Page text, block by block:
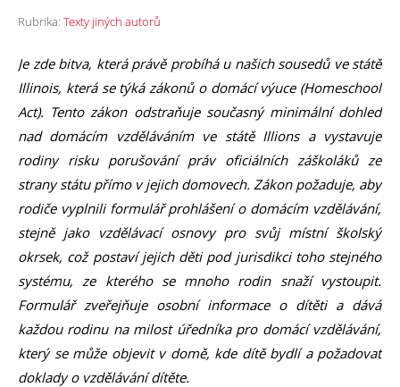
Rubrika: Texty jiných autorů
Je zde bitva, která právě probíhá u našich sousedů ve státě
Illinois, která se týká zákonů o domácí výuce (Homeschool
Act). Tento zákon odstraňuje současný minimální dohled
nad domácím vzděláváním ve státě Illions a vystavuje
rodiny risku porušování práv oficiálních záškoláků ze
strany státu přímo v jejich domovech. Zákon požaduje, aby
rodiče vyplnili formulář prohlášení o domácím vzdělávání,
stejně jako vzdělávací osnovy pro svůj místní školský
okrsek, což postaví jejich děti pod jurisdikci toho stejného
systému, ze kterého se mnoho rodin snaží vystoupit.
Formulář zveřejňuje osobní informace o dítěti a dává
každou rodinu na milost úředníka pro domácí vzdělávání,
který se může objevit v domě, kde dítě bydlí a požadovat
doklady o vzdělávání dítěte.